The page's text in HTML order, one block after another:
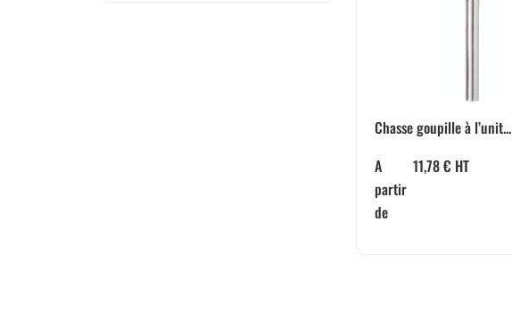
Chasse goupille à l’unit...
A
partir
de
11,78€ HT